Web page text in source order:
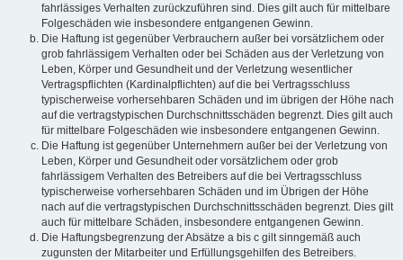
fahrlässiges Verhalten zurückzuführen sind. Dies gilt auch für mittelbare
Folgeschäden wie insbesondere entgangenen Gewinn.
Die Haftung ist gegenüber Verbrauchern außer bei vorsätzlichem oder
grob fahrlässigem Verhalten oder bei Schäden aus der Verletzung von
Leben, Körper und Gesundheit und der Verletzung wesentlicher
Vertragspflichten (Kardinalpflichten) auf die bei Vertragsschluss
typischerweise vorhersehbaren Schäden und im übrigen der Höhe nach
auf die vertragstypischen Durchschnittsschäden begrenzt. Dies gilt auch
für mittelbare Folgeschäden wie insbesondere entgangenen Gewinn.
Die Haftung ist gegenüber Unternehmern außer bei der Verletzung von
Leben, Körper und Gesundheit oder vorsätzlichem oder grob
fahrlässigem Verhalten des Betreibers auf die bei Vertragsschluss
typischerweise vorhersehbaren Schäden und im Übrigen der Höhe
nach auf die vertragstypischen Durchschnittsschäden begrenzt. Dies gilt
auch für mittelbare Schäden, insbesondere entgangenen Gewinn.
Die Haftungsbegrenzung der Absätze a bis c gilt sinngemäß auch
zugunsten der Mitarbeiter und Erfüllungsgehilfen des Betreibers.